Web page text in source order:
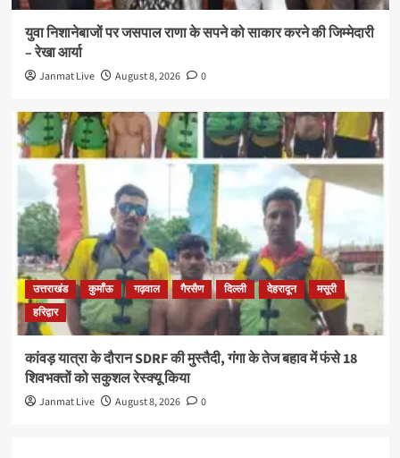
युवा निशानेबाजों पर जसपाल राणा के सपने को साकार करने की जिम्मेदारी
– रेखा आर्या
Janmat Live August 8, 2026 0
उत्तराखंड कुमाँऊ गढ़वाल गैरसैण दिल्ली देहरादून
मसूरी
हरिद्वार
कांवड़ यात्रा के दौरान SDRF की मुस्तैदी, गंगा के तेज बहाव में फंसे 18
शिवभक्तों को सकुशल रेस्क्यू किया
Janmat Live August 8, 2026 0